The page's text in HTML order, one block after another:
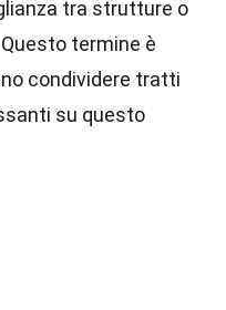
tra strutture o
termine è
condividere tratti
su questo